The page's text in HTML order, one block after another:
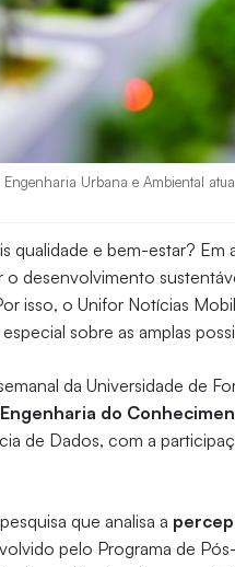
Urbana e Ambiental
qualidade e bem-estar? Em
o desenvolvimento
isso, o Unifor Notícias
sobre as amplas
da Universidade de
do
de Dados, com a
que analisa a
pelo Programa de